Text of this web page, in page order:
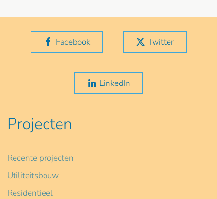
Facebook Twitter
LinkedIn
Projecten
Recente projecten
Utiliteitsbouw
Residentieel